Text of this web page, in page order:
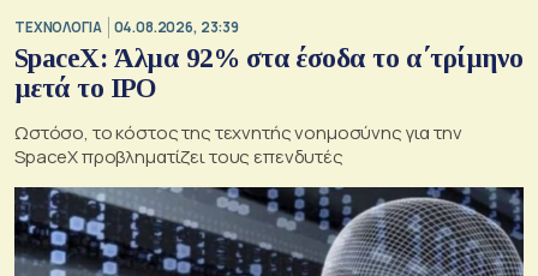
ΤΕΧΝΟΛΟΓΙΑ 04.08.2026, 23:39
SpaceX: Άλμα 92% στα έσοδα το α΄τρίμηνο
μετά το IPO
Ωστόσο, το κόστος της τεχνητής νοημοσύνης για την
SpaceX προβληματίζει τους επενδυτές